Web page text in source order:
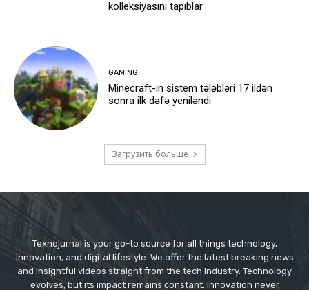
kolleksiyasını tapıblar
GAMING
Minecraft-ın sistem tələbləri 17 ildən
sonra ilk dəfə yeniləndi
Загрузить больше
Texnojurnal is your go-to source for all things technology,
innovation, and digital lifestyle. We offer the latest breaking news
and insightful videos straight from the tech industry. Technology
evolves, but its impact remains constant. Innovation never